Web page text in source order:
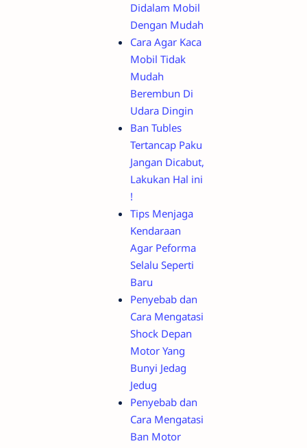
Didalam Mobil
Dengan Mudah
Cara Agar Kaca
Mobil Tidak
Mudah
Berembun Di
Udara Dingin
Ban Tubles
Tertancap Paku
Jangan Dicabut,
Lakukan Hal ini
!
Tips Menjaga
Kendaraan
Agar Peforma
Selalu Seperti
Baru
Penyebab dan
Cara Mengatasi
Shock Depan
Motor Yang
Bunyi Jedag
Jedug
Penyebab dan
Cara Mengatasi
Ban Motor